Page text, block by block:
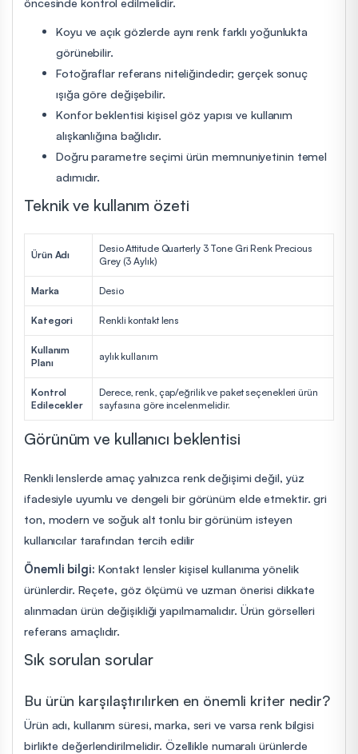
Koyu ve açık gözlerde aynı renk farklı yoğunlukta
görünebilir.
Fotoğraflar referans niteliğindedir; gerçek sonuç
ışığa göre değişebilir.
Konfor beklentisi kişisel göz yapısı ve kullanım
alışkanlığına bağlıdır.
Doğru parametre seçimi ürün memnuniyetinin temel
adımıdır.
Teknik ve kullanım özeti
Ürün Adı
Desio Attitude Quarterly 3 Tone Gri Renk Precious
Grey (3 Aylık)
Marka Desio
Kategori Renkli kontakt lens
Kullanım
Planı
aylık kullanım
Kontrol
Edilecekler
Derece, renk, çap/eğrilik ve paket seçenekleri ürün
sayfasına göre incelenmelidir.
Görünüm ve kullanıcı beklentisi
Renkli lenslerde amaç yalnızca renk değişimi değil, yüz
ifadesiyle uyumlu ve dengeli bir görünüm elde etmektir. gri
ton, modern ve soğuk alt tonlu bir görünüm isteyen
kullanıcılar tarafından tercih edilir
Önemli bilgi: Kontakt lensler kişisel kullanıma yönelik
ürünlerdir. Reçete, göz ölçümü ve uzman önerisi dikkate
alınmadan ürün değişikliği yapılmamalıdır. Ürün görselleri
referans amaçlıdır.
Sık sorulan sorular
Bu ürün karşılaştırılırken en önemli kriter nedir?
Ürün adı, kullanım süresi, marka, seri ve varsa renk bilgisi
birlikte değerlendirilmelidir. Özellikle numaralı ürünlerde